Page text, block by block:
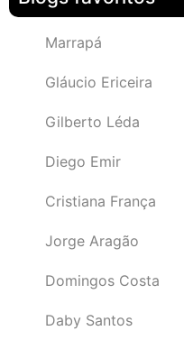
Marrapá
Gláucio Ericeira
Gilberto Léda
Diego Emir
Cristiana França
Jorge Aragão
Domingos Costa
Daby Santos